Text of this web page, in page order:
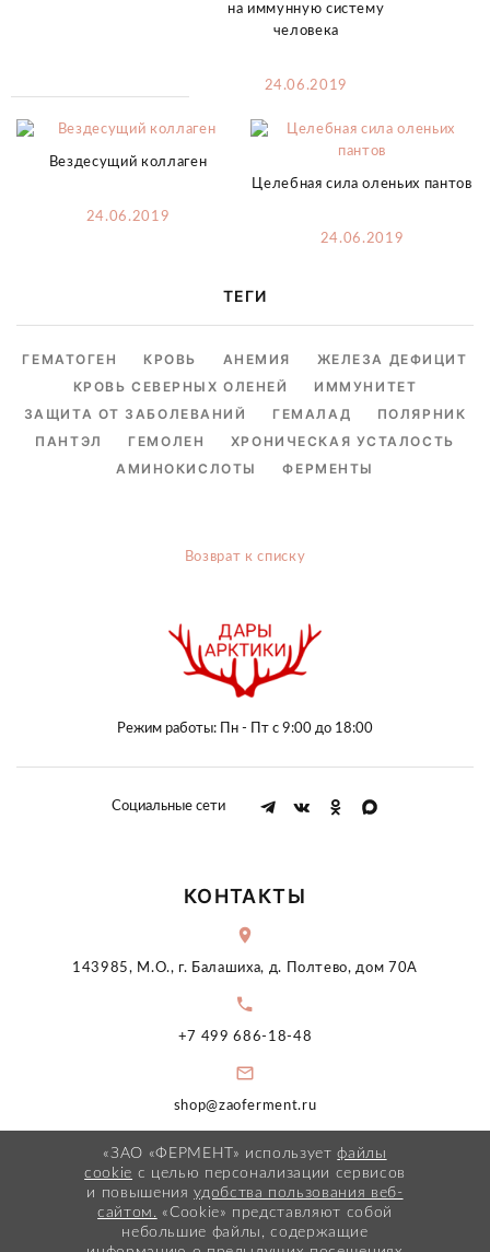
на иммунную систему
человека
24.06.2019
Вездесущий коллаген
24.06.2019
Целебная сила оленьих пантов
24.06.2019
ТЕГИ
ГЕМАТОГЕН КРОВЬ АНЕМИЯ
ЖЕЛЕЗА ДЕФИЦИТ
КРОВЬ СЕВЕРНЫХ ОЛЕНЕЙ
ИММУНИТЕТ
ЗАЩИТА ОТ ЗАБОЛЕВАНИЙ
ГЕМАЛАД
ПОЛЯРНИК
ПАНТЭЛ
ГЕМОЛЕН
ХРОНИЧЕСКАЯ УСТАЛОСТЬ
АМИНОКИСЛОТЫ
ФЕРМЕНТЫ
Возврат к списку
Режим работы: Пн - Пт с 9:00 до 18:00
Социальные сети
КОНТАКТЫ
143985, М.О., г. Балашиха, д. Полтево, дом 70А
+7 499 686-18-48
shop@zaoferment.ru
«ЗАО «ФЕРМЕНТ» используетфайлы
cookie с целью персонализации сервисов
и повышенияудобства пользования веб-
сайтом. «Cookie» представляют собой
небольшие файлы, содержащие